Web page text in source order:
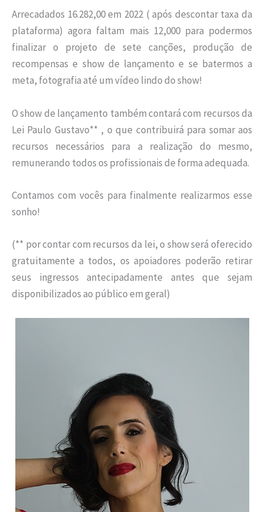
Arrecadados 16.282,00 em 2022 ( após descontar taxa da
plataforma) agora faltam mais 12,000 para podermos
finalizar o projeto de sete canções, produção de
recompensas e show de lançamento e se batermos a
meta, fotografia até um vídeo lindo do show!
O show de lançamento também contará com recursos da
Lei Paulo Gustavo** , o que contribuirá para somar aos
recursos necessários para a realização do mesmo,
remunerando todos os profissionais de forma adequada.
Contamos com vocês para finalmente realizarmos esse
sonho!
(** por contar com recursos da lei, o show será oferecido
gratuitamente a todos, os apoiadores poderão retirar
seus ingressos antecipadamente antes que sejam
disponibilizados ao público em geral)